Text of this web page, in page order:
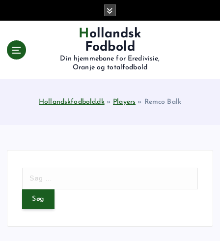
Hollandsk
Fodbold
Din hjemmebane for Eredivisie,
Oranje og totalfodbold
Hollandskfodbold.dk» Players » Remco Balk